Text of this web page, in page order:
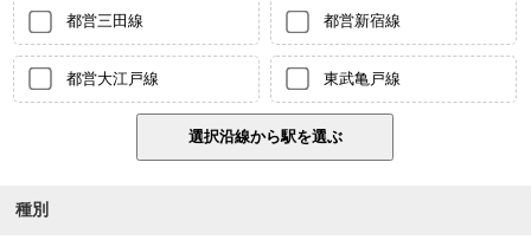
都営三田線 都営新宿線
都営大江戸線 東武亀戸線
種別